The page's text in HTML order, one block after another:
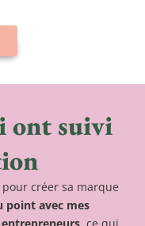
ont suivi
créer sa marque
point avec mes
ce qui